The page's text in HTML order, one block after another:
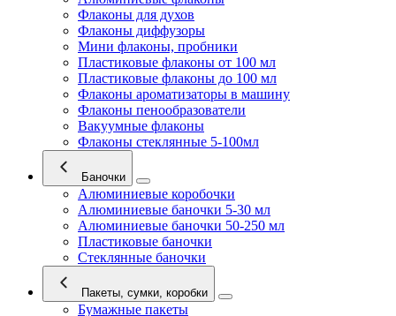
Флаконы для духов
Флаконы диффузоры
Мини флаконы, пробники
Пластиковые флаконы от 100 мл
Пластиковые флаконы до 100 мл
Флаконы ароматизаторы в машину
Флаконы пенообразователи
Вакуумные флаконы
Флаконы стеклянные 5-100мл
Баночки
Алюминиевые коробочки
Алюминиевые баночки 5-30 мл
Алюминиевые баночки 50-250 мл
Пластиковые баночки
Стеклянные баночки
Пакеты, сумки, коробки
Бумажные пакеты